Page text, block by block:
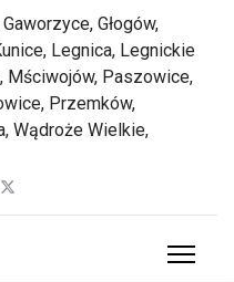
Głogów,
Legnica, Legnickie
Mściwojów, Paszowice,
Przemków,
Wądroże Wielkie,